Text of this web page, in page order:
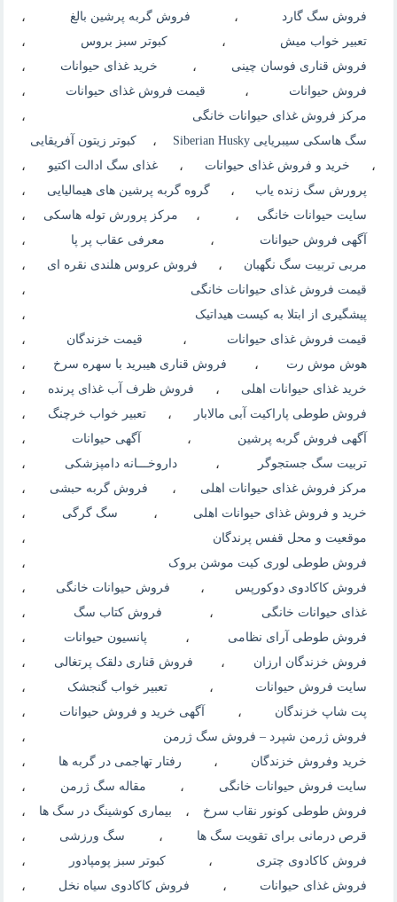
فروش سگ گارد ، فروش گربه پرشین بالغ ،
تعبیر خواب میش ، کبوتر سبز بروس ،
فروش قناری فوسان چینی ، خرید غذای حیوانات ،
فروش حیوانات ، قیمت فروش غذای حیوانات ،
مرکز فروش غذای حیوانات خانگی ،
سگ هاسکی سیبریایی Siberian Husky ، کبوتر زیتون آفریقایی
، خرید و فروش غذای حیوانات ، غذای سگ ادالت اکتیو ،
پرورش سگ زنده یاب ، گروه گربه پرشین های هیمالیایی ،
سایت حیوانات خانگی ، ، مرکز پرورش توله هاسکی ،
آگهی فروش حیوانات ، معرفی عقاب پر پا ،
مربی تربیت سگ نگهبان ، فروش عروس هلندی نقره ای ،
قیمت فروش غذای حیوانات خانگی ،
پیشگیری از ابتلا به کیست هیداتیک ،
قیمت فروش غذای حیوانات ، قیمت خزندگان ،
هوش موش رت ، فروش قناری هیبرید با سهره سرخ ،
خرید غذای حیوانات اهلی ، فروش ظرف آب غذای پرنده ،
فروش طوطی پاراکیت آبی مالابار ، تعبیر خواب خرچنگ ،
آگهی فروش گربه پرشین ، آگهی حیوانات ،
تربیت سگ جستجوگر ، داروخـــانه دامپزشکی ،
مرکز فروش غذای حیوانات اهلی ، فروش گربه حبشی ،
خرید و فروش غذای حیوانات اهلی ، سگ گرگی ،
موقعیت و محل قفس پرندگان ،
فروش طوطی لوری کیت موشن بروک ،
فروش کاکادوی دوکورپس ، فروش حیوانات خانگی ،
غذای حیوانات خانگی ، فروش کتاب سگ ،
فروش طوطی آرای نظامی ، پانسیون حیوانات ،
فروش خزندگان ارزان ، فروش قناری دلقک پرتغالی ،
سایت فروش حیوانات ، تعبیر خواب گنجشک ،
پت شاپ خزندگان ، آگهی خرید و فروش حیوانات ،
فروش ژرمن شپرد – فروش سگ ژرمن ،
خرید وفروش خزندگان ، رفتار تهاجمی در گربه ها ،
سایت فروش حیوانات خانگی ، مقاله سگ ژرمن ،
فروش طوطی کونور نقاب سرخ ، بیماری کوشینگ در سگ ها ،
قرص درمانی برای تقویت سگ ها ، سگ ورزشی ،
فروش کاکادوی چتری ، کبوتر سبز پومپادور ،
فروش غذای حیوانات ، فروش کاکادوی سیاه نخل ،